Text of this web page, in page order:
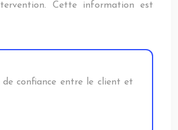
Cette information est
confiance entre le client et